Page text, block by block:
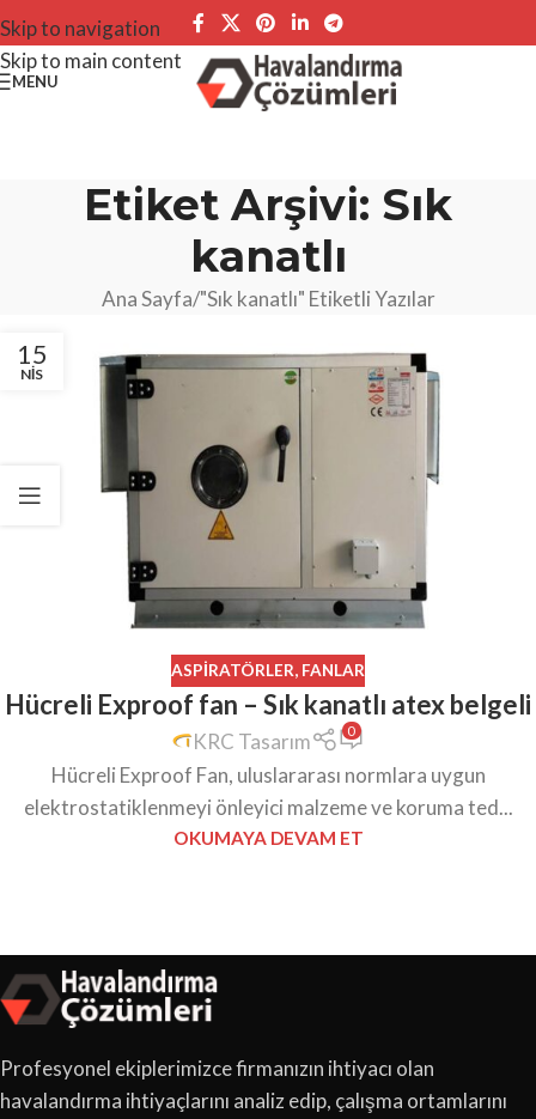
Skip to navigation
Skip to main content
MENU
Etiket Arşivi: Sık
kanatlı
Ana Sayfa "Sık kanatlı" Etiketli Yazılar
15
NIS
ASPIRATÖRLER, FANLAR
Hücreli Exproof fan – Sık kanatlı atex belgeli
KRC Tasarım 0
Hücreli Exproof Fan, uluslararası normlara uygun
elektrostatiklenmeyi önleyici malzeme ve koruma ted...
OKUMAYA DEVAM ET
Profesyonel ekiplerimizce firmanızın ihtiyacı olan
havalandırma ihtiyaçlarını analiz edip, çalışma ortamlarını